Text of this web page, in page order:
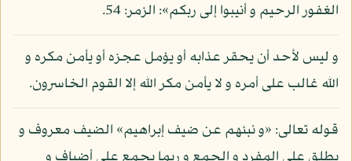
الغفور الرحيم و أنيبوا إلى ربكم»: الزمر: 54.
و ليس لأحد أن يحقر عذابه أو يؤمل عجزه أو يأمن مكره و
الله غالب على أمره و لا يأمن مكر الله إلا القوم الخاسرون.
قوله تعالى: «و نبئهم عن ضيف إبراهيم» الضيف معروف و